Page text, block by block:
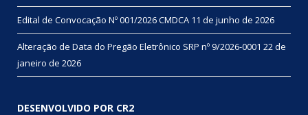
Edital de Convocação Nº 001/2026 CMDCA 11 de junho de 2026
Alteração de Data do Pregão Eletrônico SRP nº 9/2026-0001 22 de
janeiro de 2026
DESENVOLVIDO POR CR2